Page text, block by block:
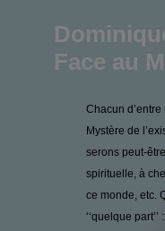
Face au
Chacun
Mystère de
serons peut-
spirituelle, à
ce monde, etc.
‘‘quelque